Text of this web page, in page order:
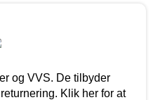
og VVS. De tilbyder
Klik her for at